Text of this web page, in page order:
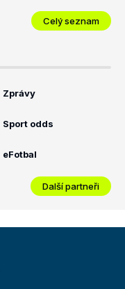
Celý seznam
Zprávy
Sport odds
eFotbal
Další partneři